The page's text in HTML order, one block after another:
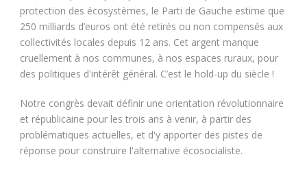
protection des écosystèmes, le Parti de Gauche estime que
250 milliards d’euros ont été retirés ou non compensés aux
collectivités locales depuis 12 ans. Cet argent manque
cruellement à nos communes, à nos espaces ruraux, pour
des politiques d'intérêt général. C’est le hold-up du siècle !
Notre congrès devait définir une orientation révolutionnaire
et républicaine pour les trois ans à venir, à partir des
problématiques actuelles, et d'y apporter des pistes de
réponse pour construire l'alternative écosocialiste.